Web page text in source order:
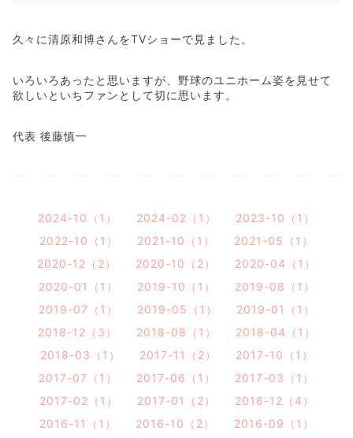
久々に清原和博さんをTVショーで見ました。
いろいろあったと思いますが、野球のユニホーム姿を見せて
欲しいといちファンとして切に思います。
代表 後藤慎一
2024-10（1） 2024-02（1）
2023-10（1）
2022-10（1）
2021-10（1）
2021-05（1）
2020-12（2）
2020-10（2）
2020-04（1）
2020-01（1）
2019-10（1）
2019-08（1）
2019-07（1）
2019-05（1）
2019-01（1）
2018-12（3）
2018-08（1）
2018-04（1）
2018-03（1）
2017-11（2）
2017-10（1）
2017-07（1）
2017-06（1）
2017-03（1）
2017-02（1）
2017-01（2）
2016-12（4）
2016-11（1）
2016-10（2）
2016-09（1）